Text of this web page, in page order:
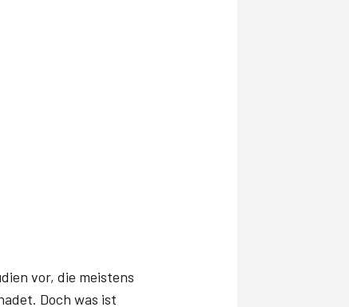
vor, die meistens
Doch was ist